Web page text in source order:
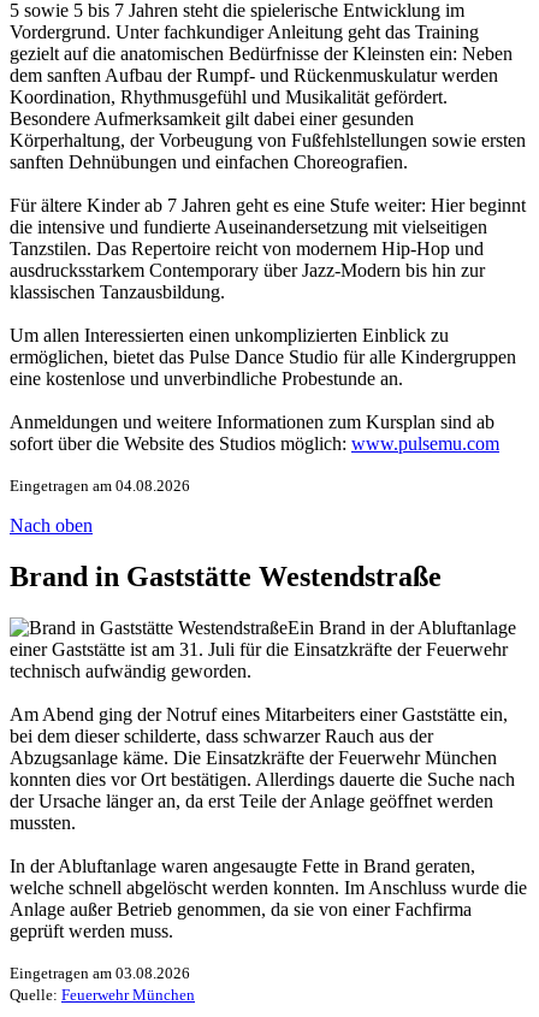
5 sowie 5 bis 7 Jahren steht die spielerische Entwicklung im
Vordergrund. Unter fachkundiger Anleitung geht das Training
gezielt auf die anatomischen Bedürfnisse der Kleinsten ein: Neben
dem sanften Aufbau der Rumpf- und Rückenmuskulatur werden
Koordination, Rhythmusgefühl und Musikalität gefördert.
Besondere Aufmerksamkeit gilt dabei einer gesunden
Körperhaltung, der Vorbeugung von Fußfehlstellungen sowie ersten
sanften Dehnübungen und einfachen Choreografien.
Für ältere Kinder ab 7 Jahren geht es eine Stufe weiter: Hier beginnt
die intensive und fundierte Auseinandersetzung mit vielseitigen
Tanzstilen. Das Repertoire reicht von modernem Hip-Hop und
ausdrucksstarkem Contemporary über Jazz-Modern bis hin zur
klassischen Tanzausbildung.
Um allen Interessierten einen unkomplizierten Einblick zu
ermöglichen, bietet das Pulse Dance Studio für alle Kindergruppen
eine kostenlose und unverbindliche Probestunde an.
Anmeldungen und weitere Informationen zum Kursplan sind ab
sofort über die Website des Studios möglich: www.pulsemu.com
Eingetragen am 04.08.2026
Nach oben
Brand in Gaststätte Westendstraße
Ein Brand in der Abluftanlage
einer Gaststätte ist am 31. Juli für die Einsatzkräfte der Feuerwehr
technisch aufwändig geworden.
Am Abend ging der Notruf eines Mitarbeiters einer Gaststätte ein,
bei dem dieser schilderte, dass schwarzer Rauch aus der
Abzugsanlage käme. Die Einsatzkräfte der Feuerwehr München
konnten dies vor Ort bestätigen. Allerdings dauerte die Suche nach
der Ursache länger an, da erst Teile der Anlage geöffnet werden
mussten.
In der Abluftanlage waren angesaugte Fette in Brand geraten,
welche schnell abgelöscht werden konnten. Im Anschluss wurde die
Anlage außer Betrieb genommen, da sie von einer Fachfirma
geprüft werden muss.
Eingetragen am 03.08.2026
Quelle: Feuerwehr München